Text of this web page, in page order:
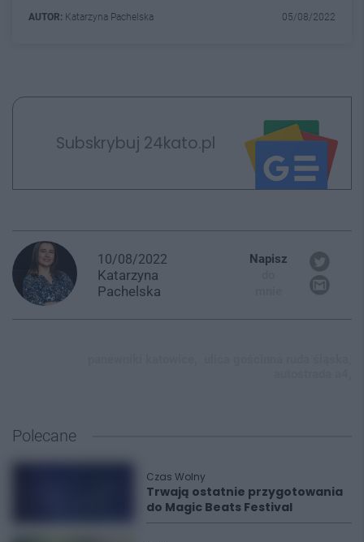
AUTOR: Katarzyna Pachelska 05/08/2022
Subskrybuj 24kato.pl
10/08/2022
Katarzyna
Pachelska
Napisz
Polecane
Czas Wolny
Trwają ostatnie przygotowania
do Magic Beats Festival